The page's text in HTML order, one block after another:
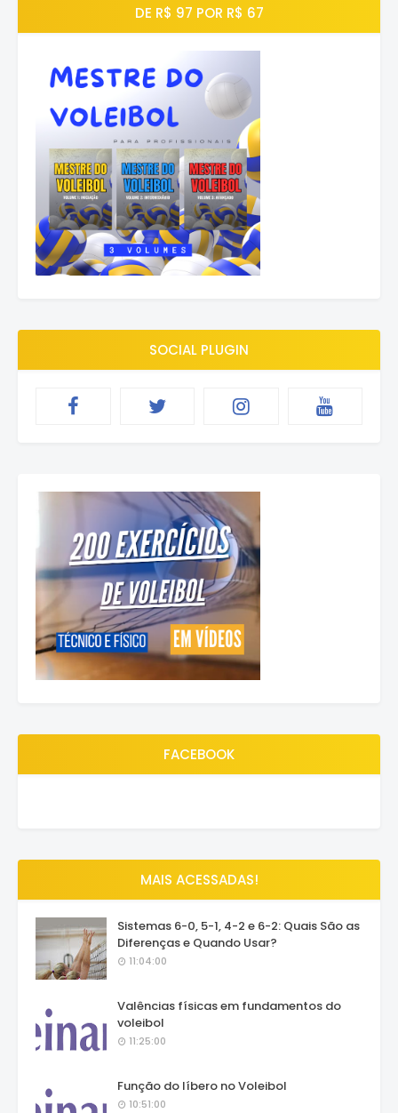
DE R$ 97 POR R$ 67
SOCIAL PLUGIN
FACEBOOK
MAIS ACESSADAS!
Sistemas 6-0, 5-1, 4-2 e 6-2: Quais São as
Diferenças e Quando Usar?
11:04:00
Valências físicas em fundamentos do
voleibol
11:25:00
Função do líbero no Voleibol
10:51:00